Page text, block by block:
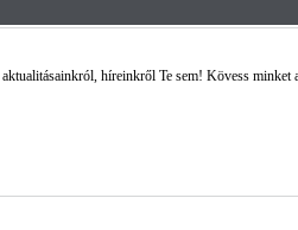
híreinkről Te sem! Kövess minket